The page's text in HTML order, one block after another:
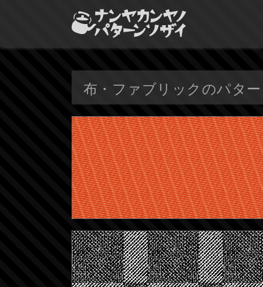
布・ファブリックのパタ